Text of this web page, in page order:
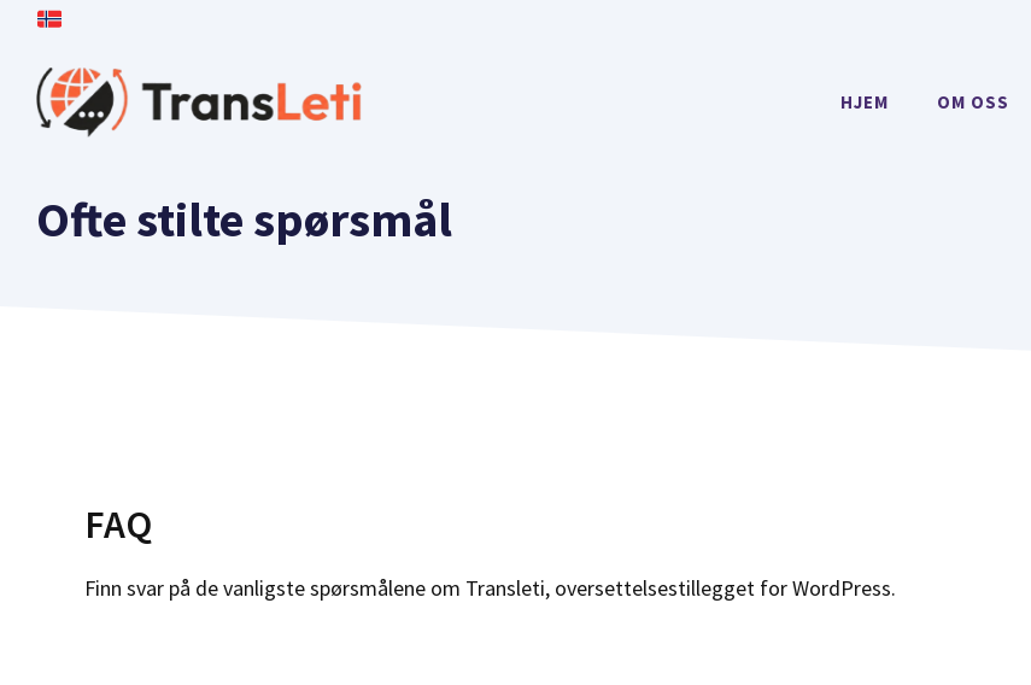
Hopp
Innhold
HJEM OM OSS
Ofte stilte spørsmål
FAQ
Finn svar på de vanligste spørsmålene om Transleti, oversettelsestillegget for WordPress.